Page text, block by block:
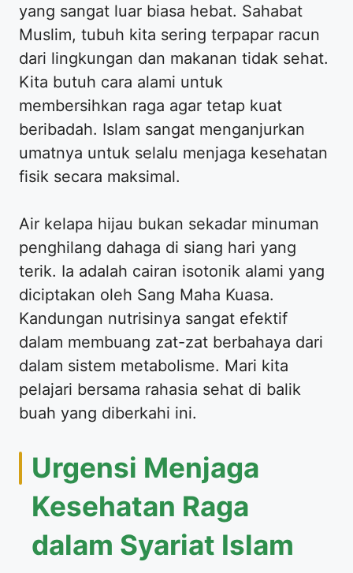
yang sangat luar biasa hebat. Sahabat
Muslim, tubuh kita sering terpapar racun
dari lingkungan dan makanan tidak sehat.
Kita butuh cara alami untuk
membersihkan raga agar tetap kuat
beribadah. Islam sangat menganjurkan
umatnya untuk selalu menjaga kesehatan
fisik secara maksimal.
Air kelapa hijau bukan sekadar minuman
penghilang dahaga di siang hari yang
terik. Ia adalah cairan isotonik alami yang
diciptakan oleh Sang Maha Kuasa.
Kandungan nutrisinya sangat efektif
dalam membuang zat-zat berbahaya dari
dalam sistem metabolisme. Mari kita
pelajari bersama rahasia sehat di balik
buah yang diberkahi ini.
Urgensi Menjaga
Kesehatan Raga
dalam Syariat Islam